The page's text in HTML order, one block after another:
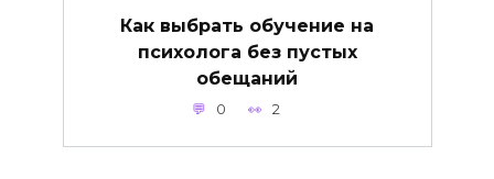
Как выбрать обучение на
психолога без пустых
обещаний
0 2